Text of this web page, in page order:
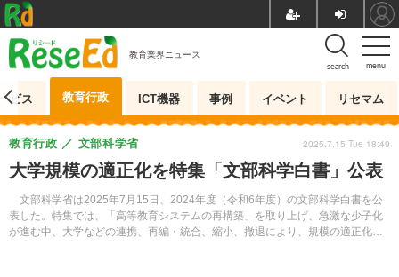
menu
search
教育業界ニュース
ビス 教育行政 ICT機器 事例 イベント リセマム
大学規模の適正化を特集「文部科学白書」公表
文部科学省は2025年7月15日、2024年度（令和6年度）の文部科学白書を公
表した。特集では、「高等教育システムの再構築」を取り上げ、急激な少子化
が進む中、大学などの連携、再編・統合、縮小、撤退により、規模の適正化が
教育行政 文部科学省 2025.7.15 Tue 18:49